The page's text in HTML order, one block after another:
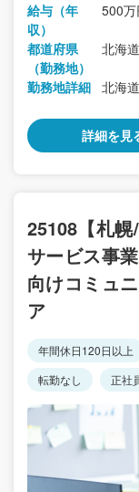
給与（年
収）
500
都道府県
（勤務地）
北海道
勤務地詳細 北海道
詳細を見
25108【札
サービス事
向けコミュ
ア
年間休日120日以上
転勤なし
正社